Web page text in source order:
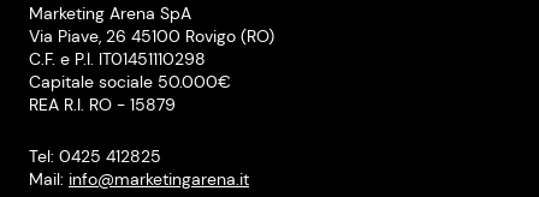
Marketing Arena SpA
Via Piave, 26 45100 Rovigo (RO)
C.F. e P.I. IT01451110298
Capitale sociale 50.000€
REA R.I. RO - 15879
Tel: 0425 412825
Mail: info@marketingarena.it